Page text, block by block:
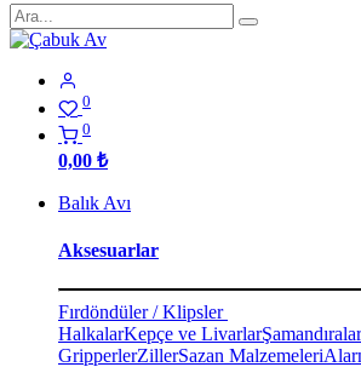
0
0
0,00 ₺
Balık Avı
Aksesuarlar
Fırdöndüler / Klipsler
HalkalarKepçe ve LivarlarŞamandıralar
GripperlerZillerSazan Malzemeleri